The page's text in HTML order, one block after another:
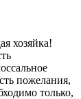
хозяйка!
пожелания,
только,